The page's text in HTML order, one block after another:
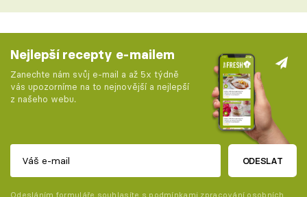
Nejlepší recepty e-mailem
Zanechte nám svůj e-mail a až 5x týdně
vás upozorníme na to nejnovější a nejlepší
z našeho webu.
ODESLAT
Odesláním formuláře souhlasíte s podmínkami zpracování osobních